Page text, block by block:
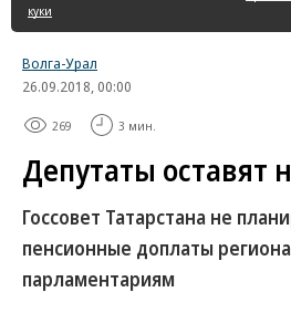
куки
Волга-Урал
26.09.2018, 00:00
269 3 мин.
Депутаты оставят
Госсовет Татарстана не
пенсионные доплаты
парламентариям